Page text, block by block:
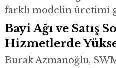
farklı modelin üretimi
Bayi Ağı ve Satış
Hizmetlerde
Burak Azmanoğlu,